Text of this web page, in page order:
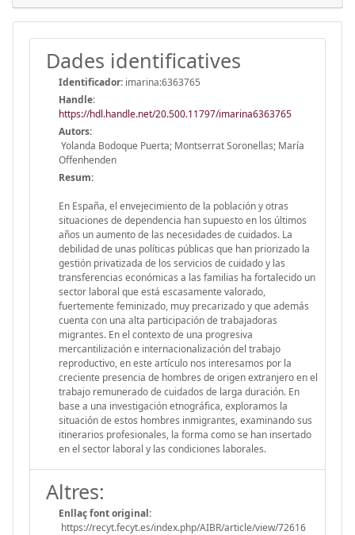
Dades identificatives
Identificador: imarina:6363765
Handle:
https://hdl.handle.net/20.500.11797/imarina6363765
Autors:
Yolanda Bodoque Puerta; Montserrat Soronellas; María
Offenhenden
Resum:
En España, el envejecimiento de la población y otras
situaciones de dependencia han supuesto en los últimos
años un aumento de las necesidades de cuidados. La
debilidad de unas políticas públicas que han priorizado la
gestión privatizada de los servicios de cuidado y las
transferencias económicas a las familias ha fortalecido un
sector laboral que está escasamente valorado,
fuertemente feminizado, muy precarizado y que además
cuenta con una alta participación de trabajadoras
migrantes. En el contexto de una progresiva
mercantilización e internacionalización del trabajo
reproductivo, en este artículo nos interesamos por la
creciente presencia de hombres de origen extranjero en el
trabajo remunerado de cuidados de larga duración. En
base a una investigación etnográfica, exploramos la
situación de estos hombres inmigrantes, examinando sus
itinerarios profesionales, la forma como se han insertado
en el sector laboral y las condiciones laborales.
Altres:
Enllaç font original:
https://recyt.fecyt.es/index.php/AIBR/article/view/72616